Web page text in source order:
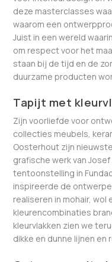
deze masterclasses
waarom een
Juist in een wereld
om respect voor het
staan bij de tijd en de
duurzame producten
Tapijt met
Zijn voorliefde voor
collecties meubels,
Oosterhout zijn
grafische werk van
tentoonstelling in
inspireerde de
realiseren in mohair,
kleurencombinaties
kleurvlakken zien we
dikke en dunne lijnen en